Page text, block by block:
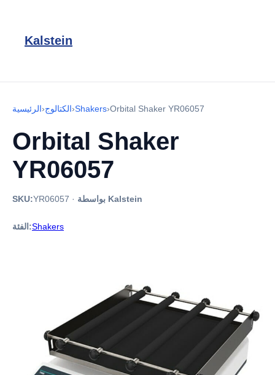
Kalstein
الرئيسية›الكتالوج›Shakers›Orbital Shaker YR06057
Orbital Shaker
YR06057
SKU:YR06057 · بواسطة Kalstein
الفئة:Shakers